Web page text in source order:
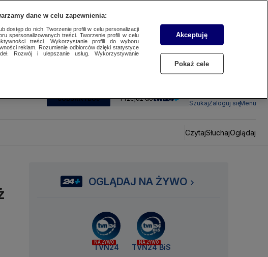
SUBSKRYBUJ Przejdź do
SzukajZaloguj sięMenu
CzytajSłuchajOglądaj
OGLĄDAJ NA ŻYWO
NA ŻYWO
TVN24
NA ŻYWO
TVN24 BiS
dane w celu zapewnienia:
dostęp do nich. Tworzenie profili w celu personalizacji
spersonalizowanych treści. Tworzenie profili w celu
treści. Wykorzystanie profili do wyboru
reklam. Rozumienie odbiorców dzięki statystyce
Rozwój i ulepszanie usług. Wykorzystywanie
Akceptuję
Pokaż cele